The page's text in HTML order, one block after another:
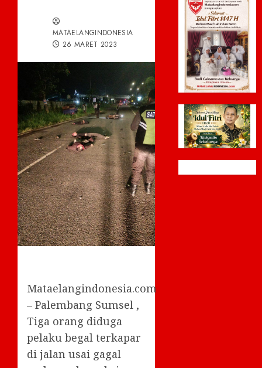
MATAELANGINDONESIA
26 MARET 2023
Mataelangindonesia.com
– Palembang Sumsel ,
Tiga orang diduga
pelaku begal terkapar
di jalan usai gagal